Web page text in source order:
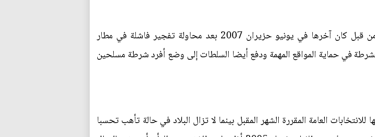
ورفعت بريطانيا مستوى التهديد إلى "حرج" مرتين فقط من قبل كان آخرها في يونيو حزيران 2007 بعد محاولة تفجير فاشلة في مطار
في حماية المواقع المهمة ودفع أيضا السلطات إلى وضع أفرد شرطة مسلحين
العامة المقررة الشهر المقبل بينما لا تزال البلاد في حالة تأهب تحسبا